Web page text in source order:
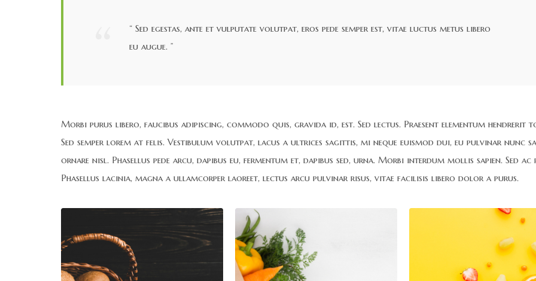
“ Sed egestas, ante et vulputate volutpat, eros pede semper est, vitae luctus metus libero
eu augue. ”
Morbi purus libero, faucibus adipiscing, commodo quis, gravida id, est. Sed lectus. Praesent elementum hendrerit
Sed semper lorem at felis. Vestibulum volutpat, lacus a ultrices sagittis, mi neque euismod dui, eu pulvinar nunc
ornare nisl. Phasellus pede arcu, dapibus eu, fermentum et, dapibus sed, urna. Morbi interdum mollis sapien. Sed ac
Phasellus lacinia, magna a ullamcorper laoreet, lectus arcu pulvinar risus, vitae facilisis libero dolor a purus.